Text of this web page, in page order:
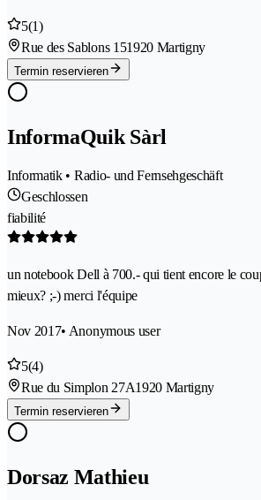
5(1)
Rue des Sablons 151920 Martigny
Termin reservieren
InformaQuik Sàrl
Informatik • Radio- und Fernsehgeschäft
Geschlossen
fiabilité
un notebook Dell à 700.- qui tient encore le
mieux? ;-) merci l'équipe
Nov 2017• Anonymous user
5(4)
Rue du Simplon 27A1920 Martigny
Termin reservieren
Dorsaz Mathieu